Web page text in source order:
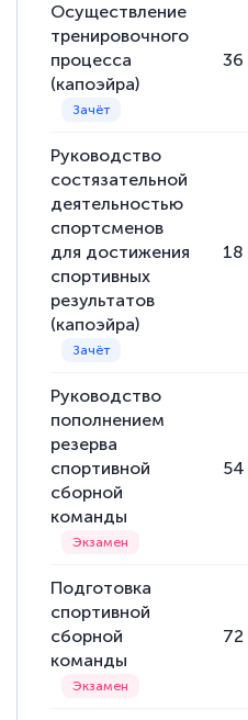
Осуществление
тренировочного
процесса
(капоэйра)
36
Руководство
состязательной
деятельностью
спортсменов
для достижения
спортивных
результатов
(капоэйра)
18
Руководство
пополнением
резерва
спортивной
сборной
команды
54
Подготовка
спортивной
сборной
команды
72